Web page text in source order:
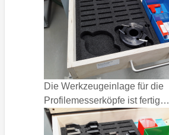
Die Werkzeugeinlage für die
Profilemesserköpfe ist fertig…